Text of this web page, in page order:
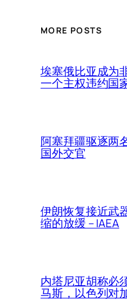
MORE POSTS
埃塞俄比亚成为
一个主权违约国
阿塞拜疆驱逐两
国外交官
伊朗恢复接近武
缩的放缓 – IAEA
内塔尼亚胡称必
马斯，以色列对